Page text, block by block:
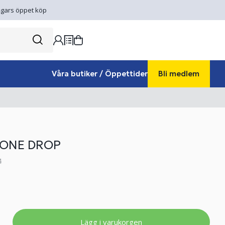
öppet köp
Våra butiker / Öppettider Bli medlem
DROP
Lägg i varukorgen